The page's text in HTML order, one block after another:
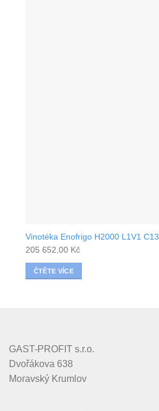
Vinotéka Enofrigo H2000 L1V1 C13
205 652,00 Kč
ČTĚTE VÍCE
GAST-PROFIT s.r.o.
Dvořákova 638
Moravský Krumlov